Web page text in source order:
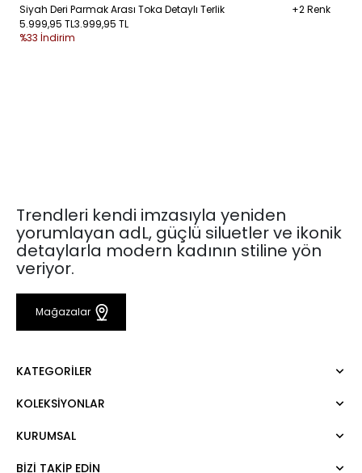
Siyah Deri Parmak Arası Toka Detaylı Terlik
+2 Renk
5.999,95 TL3.999,95 TL
%33 İndirim
Trendleri kendi imzasıyla yeniden
yorumlayan adL, güçlü siluetler ve ikonik
detaylarla modern kadının stiline yön
veriyor.
Mağazalar
KATEGORILER
Elbise
Pantolon
KOLEKSIYONLAR
Mert Aslan
Night Zoom
KURUMSAL
BIZI TAKIP EDIN